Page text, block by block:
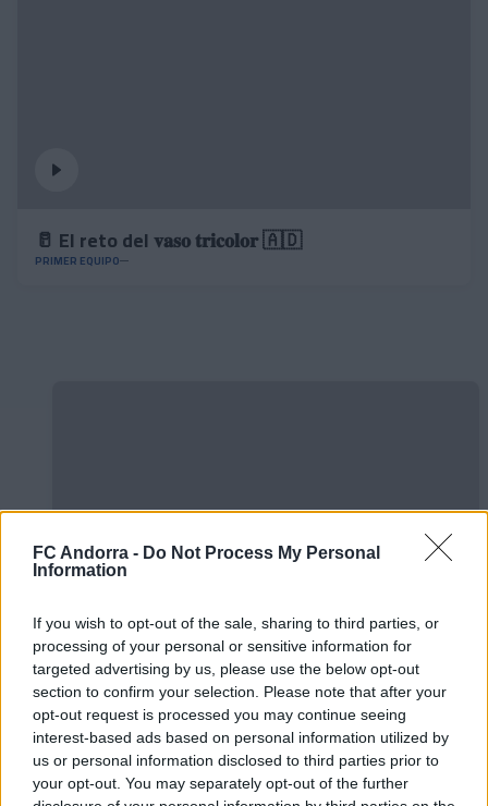
FC Andorra - Do Not Process My Personal
Information
If you wish to opt-out of the sale, sharing to third parties, or
processing of your personal or sensitive information for
targeted advertising by us, please use the below opt-out
section to confirm your selection. Please note that after your
opt-out request is processed you may continue seeing
interest-based ads based on personal information utilized by
us or personal information disclosed to third parties prior to
your opt-out. You may separately opt-out of the further
🥛 El reto del 𝐯𝐚𝐬𝐨 𝐭𝐫𝐢𝐜𝐨𝐥𝐨𝐫 🇦🇩
PRIMER EQUIPO
El primero de 𝑴𝑶𝑹𝑶́ 𝑺𝑰𝑫𝑰𝑩𝑬 ❤️‍🔥✅
PRIMER EQUIPO